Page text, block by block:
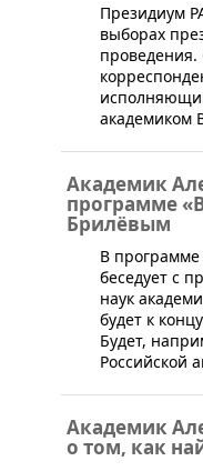
​Президиум
выборах
академиком
Академик
программе
Брилёвым
​В программе
беседует с
наук
будет к
Будет,
Российской
Академик
о том, как